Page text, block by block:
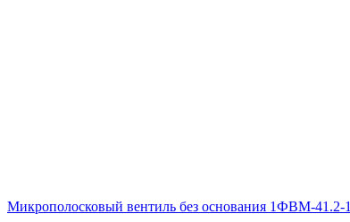
Микрополосковый вентиль без основания 1ФВМ-41.2-1